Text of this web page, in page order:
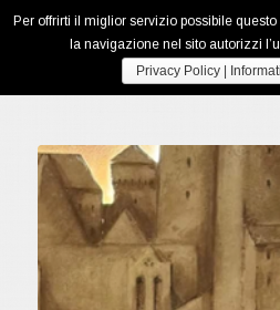
Per offrirti il miglior servizio possibile
la navigazione nel sito autorizzi
Privacy Policy |